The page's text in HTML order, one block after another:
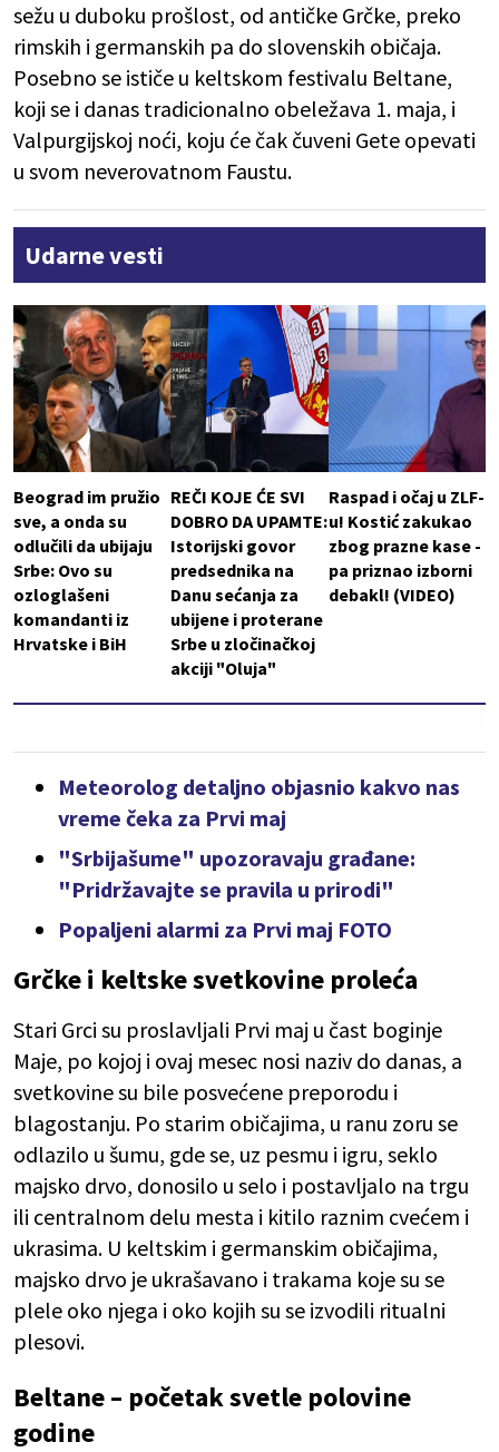
sežu u duboku prošlost, od antičke Grčke, preko
rimskih i germanskih pa do slovenskih običaja.
Posebno se ističe u keltskom festivalu Beltane,
koji se i danas tradicionalno obeležava 1. maja, i
Valpurgijskoj noći, koju će čak čuveni Gete opevati
u svom neverovatnom Faustu.
Udarne vesti
Beograd im pružio
sve, a onda su
odlučili da ubijaju
Srbe: Ovo su
ozloglašeni
komandanti iz
Hrvatske i BiH
REČI KOJE ĆE SVI
DOBRO DA UPAMTE:
Istorijski govor
predsednika na
Danu sećanja za
ubijene i proterane
Srbe u zločinačkoj
akciji "Oluja"
Raspad i očaj u ZLF-
u! Kostić zakukao
zbog prazne kase -
pa priznao izborni
debakl! (VIDEO)
Meteorolog detaljno objasnio kakvo nas
vreme čeka za Prvi maj
"Srbijašume" upozoravaju građane:
"Pridržavajte se pravila u prirodi"
Popaljeni alarmi za Prvi maj FOTO
Grčke i keltske svetkovine proleća
Stari Grci su proslavljali Prvi maj u čast boginje
Maje, po kojoj i ovaj mesec nosi naziv do danas, a
svetkovine su bile posvećene preporodu i
blagostanju. Po starim običajima, u ranu zoru se
odlazilo u šumu, gde se, uz pesmu i igru, seklo
majsko drvo, donosilo u selo i postavljalo na trgu
ili centralnom delu mesta i kitilo raznim cvećem i
ukrasima. U keltskim i germanskim običajima,
majsko drvo je ukrašavano i trakama koje su se
plele oko njega i oko kojih su se izvodili ritualni
plesovi.
Beltane – početak svetle polovine
godine